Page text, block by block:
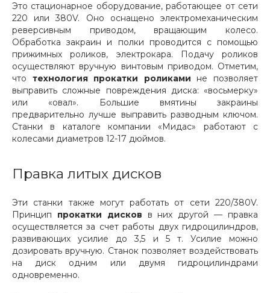
Это стационарное оборудование, работающее от сети
220 или 380V. Оно оснащено электромеханическим
реверсивным приводом, вращающим колесо.
Обработка закраин и полки проводится с помощью
прижимных роликов, электрокара. Подачу роликов
осуществляют вручную винтовым приводом. Отметим,
что технология прокатки роликами не позволяет
выправить сложные повреждения диска: «восьмерку»
или «овал». Большие вмятины закраины
предварительно лучше выправить разводным ключом.
Станки в каталоге компании «Мидас» работают с
колесами диаметров 12-17 дюймов.
Правка литых дисков
Эти станки также могут работать от сети 220/380V.
Принцип прокатки дисков в них другой — правка
осуществляется за счет работы двух гидроцилиндров,
развивающих усилие до 3,5 и 5 т. Усилие можно
дозировать вручную. Станок позволяет воздействовать
на диск одним или двумя гидроцилиндрами
одновременно.